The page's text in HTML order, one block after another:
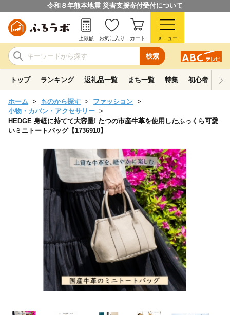
令和８年熊本地震 災害支援寄付受付について
検索
上限額 お気に入り カート メニュー
トップ ランキング 返礼品一覧 まち一覧 特集 初心者ガイド
ホーム ものから探す
ファッション
小物・カバン・アクセサリー
HEDGE 身軽に持てて大容量! たつの市産牛革を使用したふっくら可愛
いミニトートバッグ【1736910】